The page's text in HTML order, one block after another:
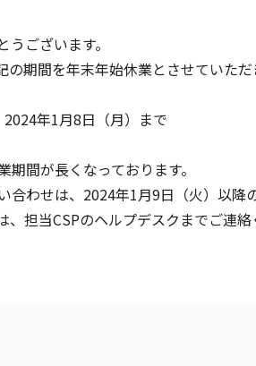
ございます。
期間を年末年始休業とさせていただ
年1月8日（月）まで
間が長くなっております。
わせは、2024年1月9日（火）以降
担当CSPのヘルプデスクまでご連絡